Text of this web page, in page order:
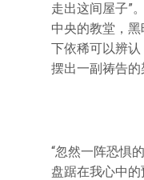
走出这间屋子”
中央的教堂，
下依稀可以辨认
摆出一副祷告的
“忽然一阵恐惧
盘踞在我心中